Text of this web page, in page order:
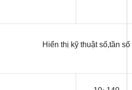
Hiển thị kỹ thuật số,tần